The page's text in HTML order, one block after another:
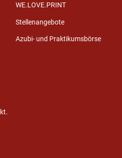
WE.LOVE.PRINT
Stellenangebote
Azubi- und Praktikumsbörse